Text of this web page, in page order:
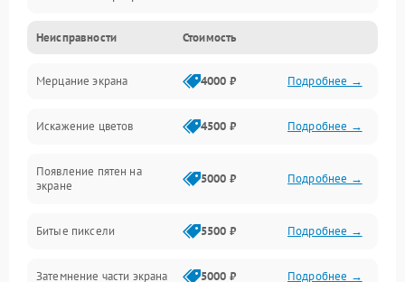
Питание и запуск
Подсветка и LED-модули
Звук и аудиосистема
Сигнал и приём каналов
Механические повреждения
Неисправности Стоимость
Мерцание экрана 4000 ₽ Подробнее →
Искажение цветов 4500 ₽ Подробнее →
Появление пятен на
экране
5000 ₽ Подробнее →
Битые пиксели 5500 ₽ Подробнее →
Затемнение части экрана 5000 ₽ Подробнее →